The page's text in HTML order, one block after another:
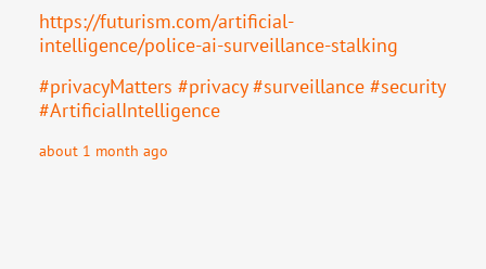
https://futurism.com/artificial-
intelligence/police-ai-surveillance-stalking
#privacyMatters #privacy #surveillance #security
#ArtificialIntelligence
about 1 month ago